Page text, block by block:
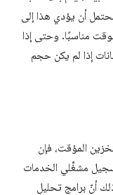
أن يؤدي هذا إلى
مناسبًا. وحتى إذا
إذا لم يكن حجم
المؤقت، فإن
مشغِّلي الخدمات
أنّ برامج تحليل